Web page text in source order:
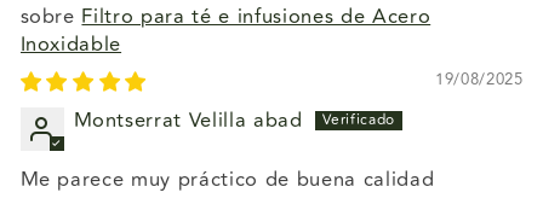
Filtro para té e infusiones de Acero
Inoxidable
19/08/2025
Montserrat Velilla abad
Me parece muy práctico de buena calidad